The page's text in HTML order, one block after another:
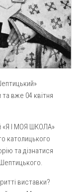
Вільховатка)
(с. Засулля)
Кременчук)
Лубни)
Суми)
(м. Охтирка)
вже 04 квітня
«Я І МОЯ ШКОЛА»
католицького
та дізнатися
виставки?